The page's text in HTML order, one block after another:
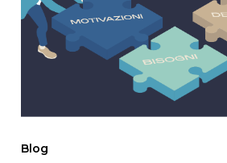
significato
Blog